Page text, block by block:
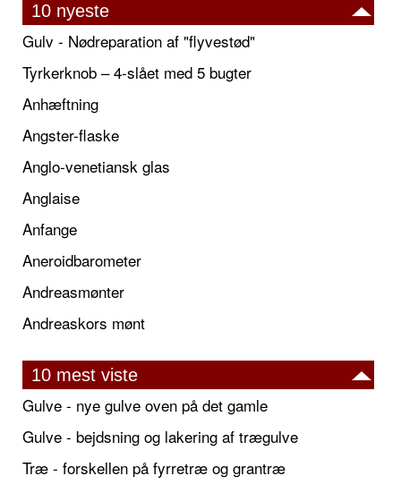
10 nyeste
Gulv - Nødreparation af "flyvestød"
Tyrkerknob – 4-slået med 5 bugter
Anhæftning
Angster-flaske
Anglo-venetiansk glas
Anglaise
Anfange
Aneroidbarometer
Andreasmønter
Andreaskors mønt
10 mest viste
Gulve - nye gulve oven på det gamle
Gulve - bejdsning og lakering af trægulve
Træ - forskellen på fyrretræ og grantræ